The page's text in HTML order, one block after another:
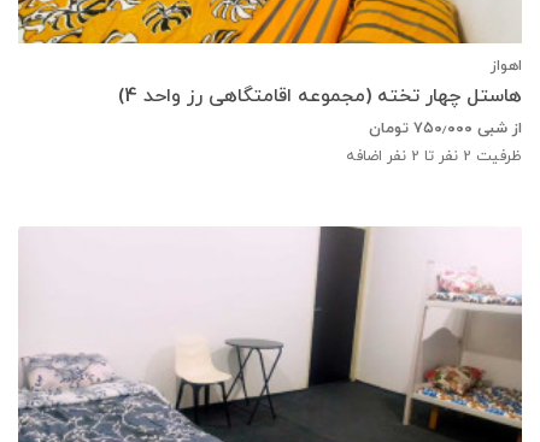
اهواز
هاستل چهار تخته (مجموعه اقامتگاهی رز واحد 4)
از شبی ۷۵۰٫۰۰۰ تومان
ظرفیت 2 نفر تا 2 نفر اضافه